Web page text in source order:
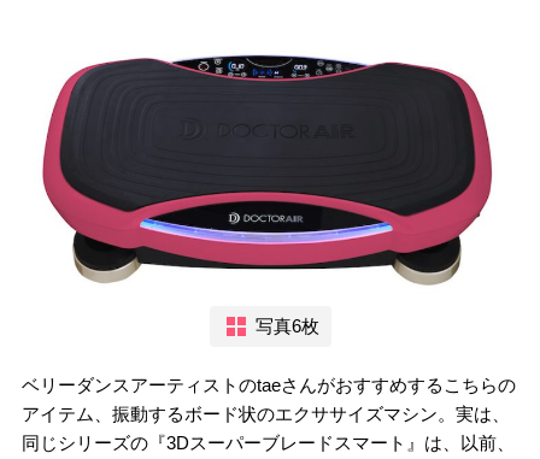
写真6枚
ベリーダンスアーティストのtaeさんがおすすめするこちらの
アイテム、振動するボード状のエクササイズマシン。実は、
同じシリーズの『3Dスーパーブレードスマート』は、以前、